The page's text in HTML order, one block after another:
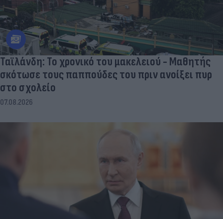
Ταϊλάνδη: Το χρονικό του μακελειού - Μαθητής
σκότωσε τους παππούδες του πριν ανοίξει πυρ
στο σχολείο
07.08.2026